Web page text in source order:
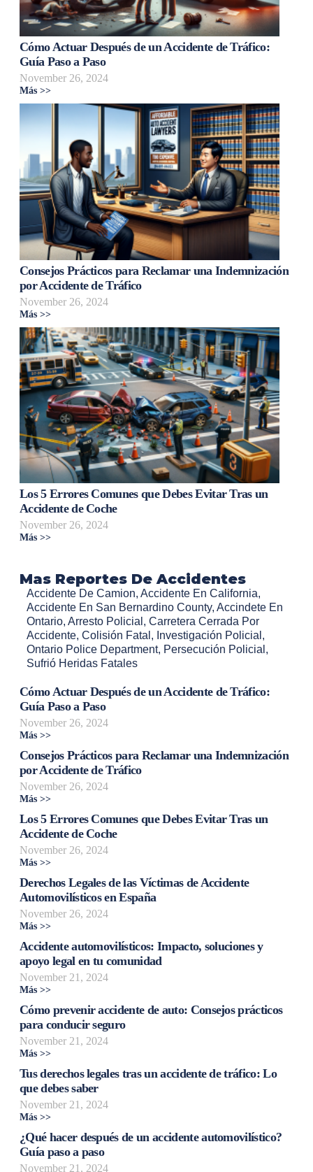
Cómo Actuar Después de un Accidente de Tráfico:
Guía Paso a Paso
November 26, 2024
Más >>
Consejos Prácticos para Reclamar una Indemnización
por Accidente de Tráfico
November 26, 2024
Más >>
Los 5 Errores Comunes que Debes Evitar Tras un
Accidente de Coche
November 26, 2024
Más >>
Mas Reportes De Accidentes
Accidente De Camion, Accidente En California,
Accidente En San Bernardino County, Accindete En
Ontario, Arresto Policial , Carretera Cerrada Por
Accidente, Colisión Fatal , Investigación Policial ,
Ontario Police Department, Persecución Policial ,
Sufrió Heridas Fatales
Cómo Actuar Después de un Accidente de Tráfico:
Guía Paso a Paso
November 26, 2024
Más >>
Consejos Prácticos para Reclamar una Indemnización
por Accidente de Tráfico
November 26, 2024
Más >>
Los 5 Errores Comunes que Debes Evitar Tras un
Accidente de Coche
November 26, 2024
Más >>
Derechos Legales de las Víctimas de Accidente
Automovilísticos en España
November 26, 2024
Más >>
Accidente automovilísticos: Impacto, soluciones y
apoyo legal en tu comunidad
November 21, 2024
Más >>
Cómo prevenir accidente de auto: Consejos prácticos
para conducir seguro
November 21, 2024
Más >>
Tus derechos legales tras un accidente de tráfico: Lo
que debes saber
November 21, 2024
Más >>
¿Qué hacer después de un accidente automovilístico?
Guía paso a paso
November 21, 2024